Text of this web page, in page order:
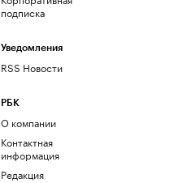
подписка
Уведомления
RSS Новости
РБК
О компании
Контактная
информация
Редакция